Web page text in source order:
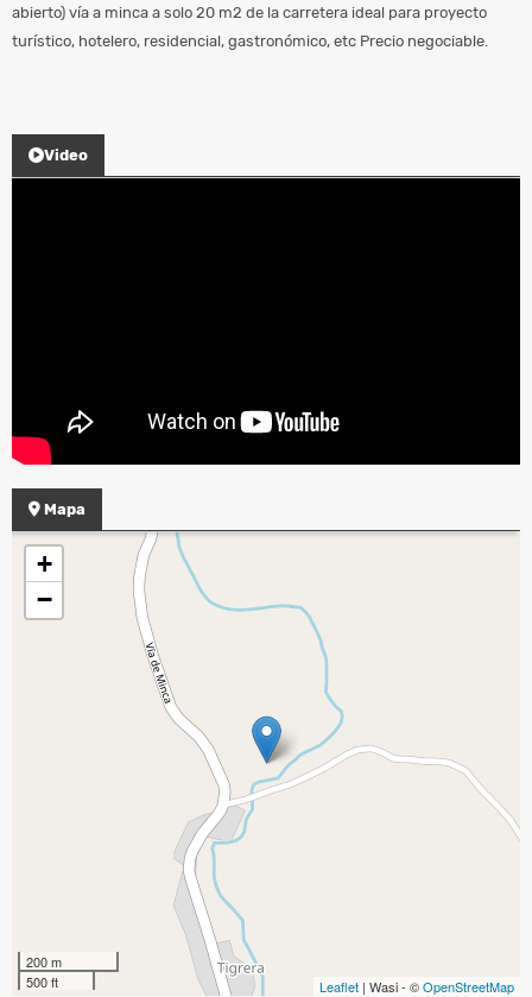
abierto) vía a minca a solo 20 m2 de la carretera ideal para proyecto
turístico, hotelero, residencial, gastronómico, etc Precio negociable.
Video
Mapa
+
−
200 m
500 ft
Leaflet | Wasi - ©OpenStreetMap